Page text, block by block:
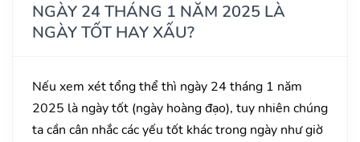
NGÀY 24 THÁNG 1 NĂM 2025 LÀ
NGÀY TỐT HAY XẤU?
Nếu xem xét tổng thể thì ngày 24 tháng 1 năm
2025 là ngày tốt (ngày hoàng đạo), tuy nhiên chúng
ta cần cân nhắc các yếu tốt khác trong ngày như giờ